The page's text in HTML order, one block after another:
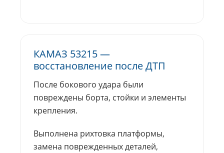
КАМАЗ 53215 —
восстановление после ДТП
После бокового удара были
повреждены борта, стойки и элементы
крепления.
Выполнена рихтовка платформы,
замена поврежденных деталей,